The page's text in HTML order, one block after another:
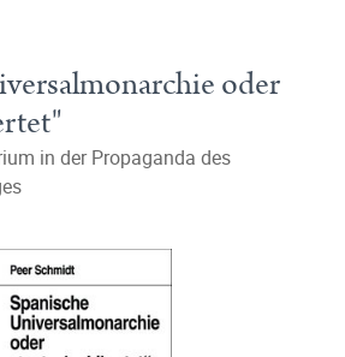
oder
in der Propaganda des